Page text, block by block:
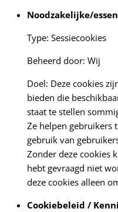
Noodzakelijke/
Type: Sessiecookies
Beheerd door: Wij
Doel: Deze cookies
bieden die
staat te stellen
Ze helpen gebruikers
gebruik van
Zonder deze cookies
hebt gevraagd niet
deze cookies alleen
Cookiebeleid /